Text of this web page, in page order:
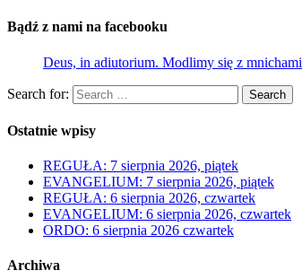
Bądź z nami na facebooku
Deus, in adiutorium. Modlimy się z mnichami
Search for: Search
Ostatnie wpisy
REGUŁA: 7 sierpnia 2026, piątek
EVANGELIUM: 7 sierpnia 2026, piątek
REGUŁA: 6 sierpnia 2026, czwartek
EVANGELIUM: 6 sierpnia 2026, czwartek
ORDO: 6 sierpnia 2026 czwartek
Archiwa